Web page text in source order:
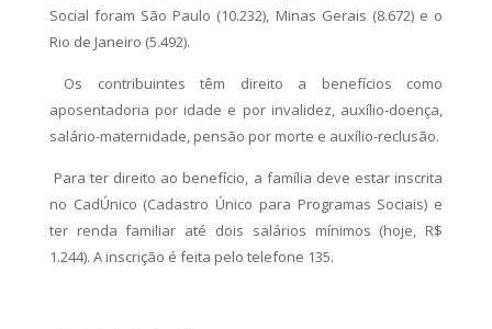
Social foram São Paulo (10.232), Minas Gerais (8.672) e o
Rio de Janeiro (5.492).
Os contribuintes têm direito a benefícios como
aposentadoria por idade e por invalidez, auxílio-doença,
salário-maternidade, pensão por morte e auxílio-reclusão.
Para ter direito ao benefício, a família deve estar inscrita
no CadÚnico (Cadastro Único para Programas Sociais) e
ter renda familiar até dois salários mínimos (hoje, R$
1.244). A inscrição é feita pelo telefone 135.